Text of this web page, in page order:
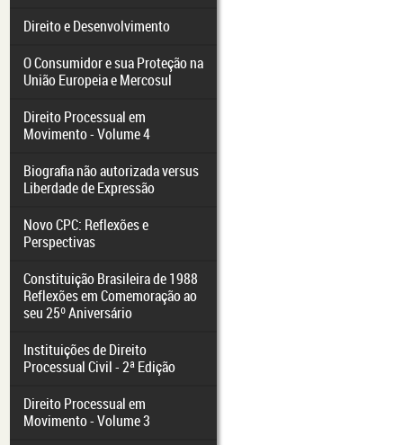
Direito e Desenvolvimento
O Consumidor e sua Proteção na
União Europeia e Mercosul
Direito Processual em
Movimento - Volume 4
Biografia não autorizada versus
Liberdade de Expressão
Novo CPC: Reflexões e
Perspectivas
Constituição Brasileira de 1988
Reflexões em Comemoração ao
seu 25º Aniversário
Instituições de Direito
Processual Civil - 2ª Edição
Direito Processual em
Movimento - Volume 3